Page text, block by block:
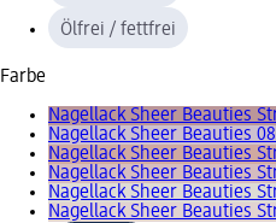
Ölfrei / fettfrei
Farbe
Nagellack Sheer Beauties
Nagellack Sheer Beauties
Nagellack Sheer Beauties
Nagellack Sheer Beauties
Nagellack Sheer Beauties
Nagellack Sheer Beauties